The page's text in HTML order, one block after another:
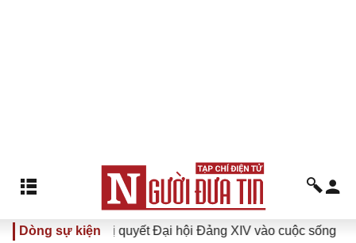
Dòng sự kiện
Đưa Nghị quyết Đại hội Đảng XIV vào cuộc sống